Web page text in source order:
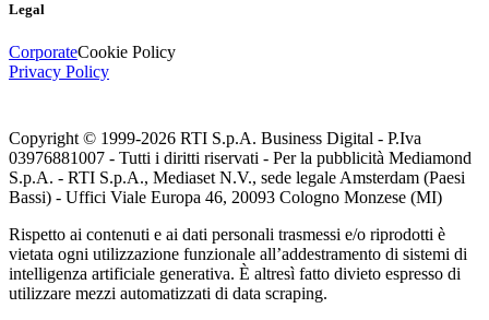
Legal
CorporateCookie Policy
Privacy Policy
Copyright © 1999-2026 RTI S.p.A. Business Digital - P.Iva
03976881007 - Tutti i diritti riservati - Per la pubblicità Mediamond
S.p.A. - RTI S.p.A., Mediaset N.V., sede legale Amsterdam (Paesi
Bassi) - Uffici Viale Europa 46, 20093 Cologno Monzese (MI)
Rispetto ai contenuti e ai dati personali trasmessi e/o riprodotti è
vietata ogni utilizzazione funzionale all’addestramento di sistemi di
intelligenza artificiale generativa. È altresì fatto divieto espresso di
utilizzare mezzi automatizzati di data scraping.